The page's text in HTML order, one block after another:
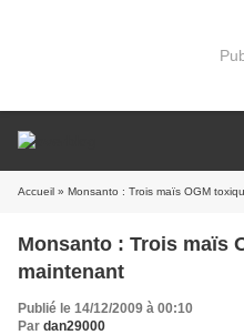
Accueil » Monsanto : Trois maïs OGM
Monsanto : Trois maïs
maintenant
Publié le 14/12/2009 à 00:10
Par dan29000